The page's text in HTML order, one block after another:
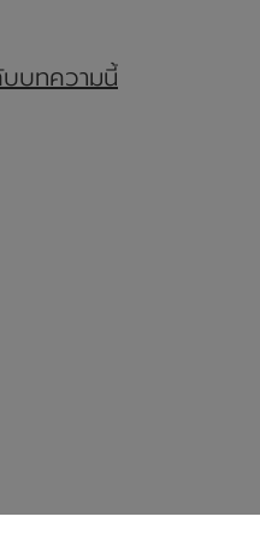
บบทความนี้